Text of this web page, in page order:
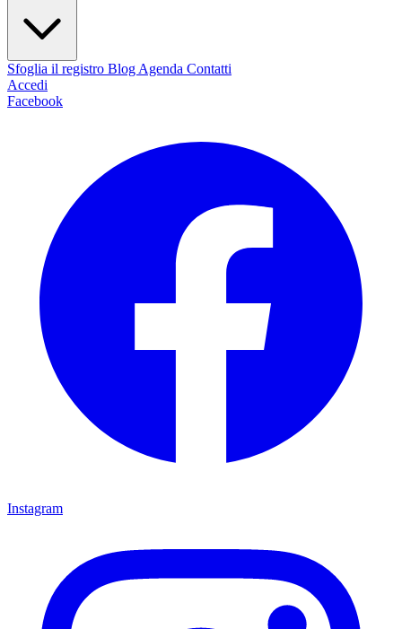
Sfoglia il registro Blog Agenda Contatti
Accedi
Facebook
Instagram